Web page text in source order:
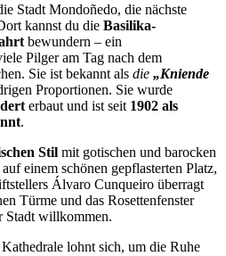
Stadt Mondoñedo, die nächste
kannst du die Basilika-
bewundern – ein
Pilger am Tag nach dem
Sie ist bekannt als die „Kniende
Proportionen. Sie wurde
erbaut und ist seit 1902 als
.
Stil mit gotischen und barocken
einem schönen gepflasterten Platz,
Álvaro Cunqueiro überragt
Türme und das Rosettenfenster
Stadt willkommen.
lohnt sich, um die Ruhe